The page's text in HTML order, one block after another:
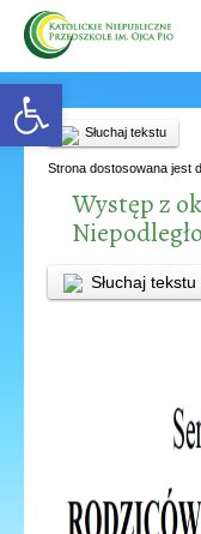
Open toolbar
Słuchaj tekstu
Strona dostosowana jest
Występ z
Słuchaj tekstu